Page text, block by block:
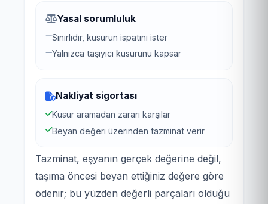
Yasal sorumluluk
Sınırlıdır, kusurun ispatını ister
Yalnızca taşıyıcı kusurunu kapsar
Nakliyat sigortası
Kusur aramadan zararı karşılar
Beyan değeri üzerinden tazminat verir
Tazminat, eşyanın gerçek değerine değil,
taşıma öncesi beyan ettiğiniz değere göre
ödenir; bu yüzden değerli parçaları olduğu